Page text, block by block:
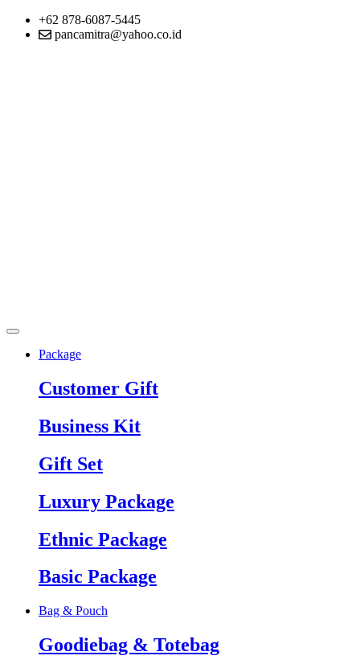
+62 878-6087-5445
pancamitra@yahoo.co.id
Package
Customer Gift
Business Kit
Gift Set
Luxury Package
Ethnic Package
Basic Package
Bag & Pouch
Goodiebag & Totebag